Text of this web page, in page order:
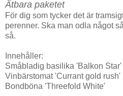
Ätbara paketet
För dig som tycker det är
perenner. Ska man odla något
så.
Innehåller:
Småbladig basilika 'Balkon Star'
Vinbärstomat 'Currant gold rush'
Bondböna 'Threefold White'